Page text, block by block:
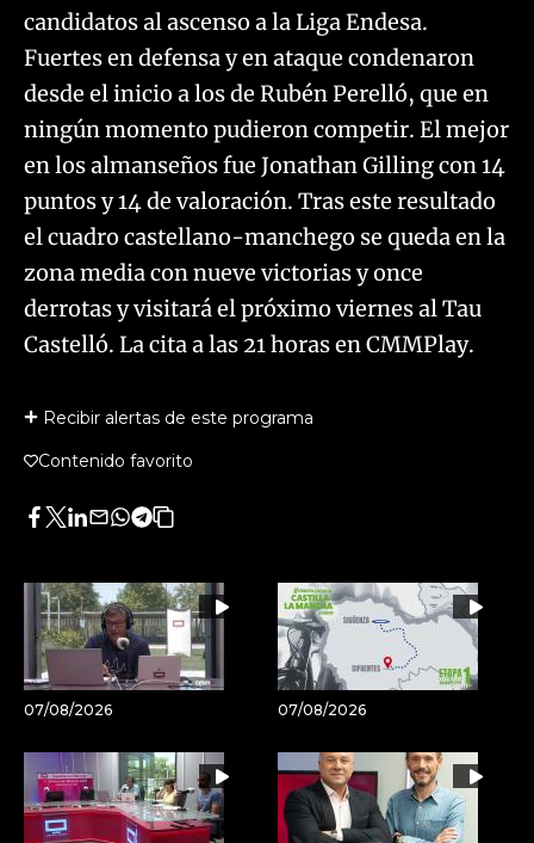
candidatos al ascenso a la Liga Endesa.
Fuertes en defensa y en ataque condenaron
desde el inicio a los de Rubén Perelló, que en
ningún momento pudieron competir. El mejor
en los almanseños fue Jonathan Gilling con 14
puntos y 14 de valoración. Tras este resultado
el cuadro castellano-manchego se queda en la
zona media con nueve victorias y once
derrotas y visitará el próximo viernes al Tau
Castelló. La cita a las 21 horas en CMMPlay.
Recibir alertas de este programa
Contenido favorito
Facebook
Twitter
LinkedIn
Enviar
Whatsapp
Telegram
Copiar
artículo
07/08/2026 07/08/2026